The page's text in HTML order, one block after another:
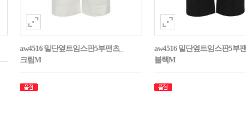
aw4516 밑단옆트임스판5부팬츠_
크림M
aw4516 밑단옆트임스판5부팬
블랙M